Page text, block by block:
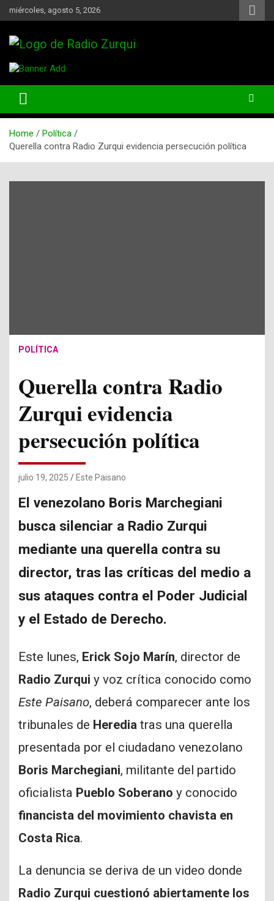
to
miércoles, agosto 5, 2026
Radio Zurqui
Home
Política
Querella contra Radio Zurqui evidencia persecución política
POLÍTICA
Querella contra Radio
Zurqui evidencia
persecución política
julio 19, 2025 Este Paisano
El venezolano Boris Marchegiani
busca silenciar a Radio Zurqui
mediante una querella contra su
director, tras las críticas del medio a
sus ataques contra el Poder Judicial
y el Estado de Derecho.
Este lunes, Erick Sojo Marín, director de
Radio Zurqui y voz crítica conocido como
Este Paisano, deberá comparecer ante los
tribunales de Heredia tras una querella
presentada por el ciudadano venezolano
Boris Marchegiani, militante del partido
oficialista Pueblo Soberano y conocido
financista del movimiento chavista en
Costa Rica.
La denuncia se deriva de un video donde
Radio Zurqui cuestionó abiertamente los